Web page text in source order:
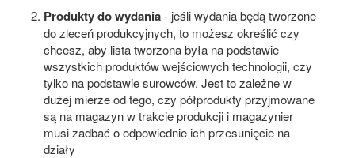
Produkty do wydania- jeśli wydania będą tworzone
do zleceń produkcyjnych, to możesz określić czy
chcesz, aby lista tworzona była na podstawie
wszystkich produktów wejściowych technologii, czy
tylko na podstawie surowców. Jest to zależne w
dużej mierze od tego, czy półprodukty przyjmowane
są na magazyn w trakcie produkcji i magazynier
musi zadbać o odpowiednie ich przesunięcie na
działy